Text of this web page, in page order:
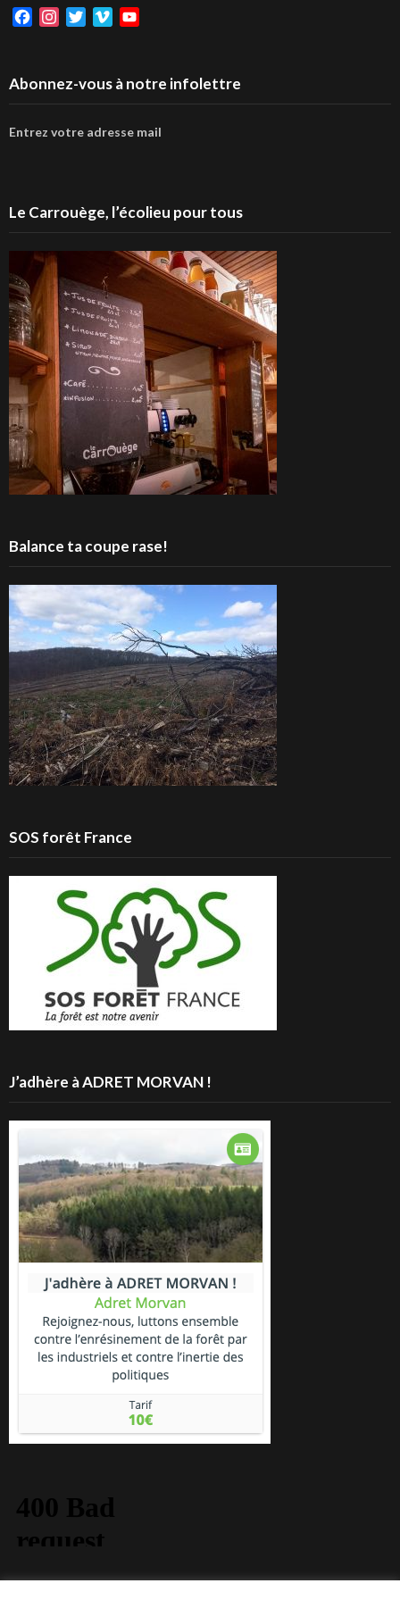
FacebookInstagramTwitterVimeo
Abonnez-vous à notre infolettre
Entrez votre adresse mail
Le Carrouège, l’écolieu pour tous
Balance ta coupe rase!
SOS forêt France
J’adhère à ADRET MORVAN !